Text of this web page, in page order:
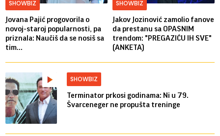
SHOWBIZ
Jovana Pajić progovorila o
novoj-staroj popularnosti, pa
priznala: Naučiš da se nosiš sa
tim...
SHOWBIZ
Jakov Jozinović zamolio fanove
da prestanu sa OPASNIM
trendom: "PREGAZIĆU IH SVE"
(ANKETA)
SHOWBIZ
Terminator prkosi godinama: Ni u 79.
Švarceneger ne propušta treninge